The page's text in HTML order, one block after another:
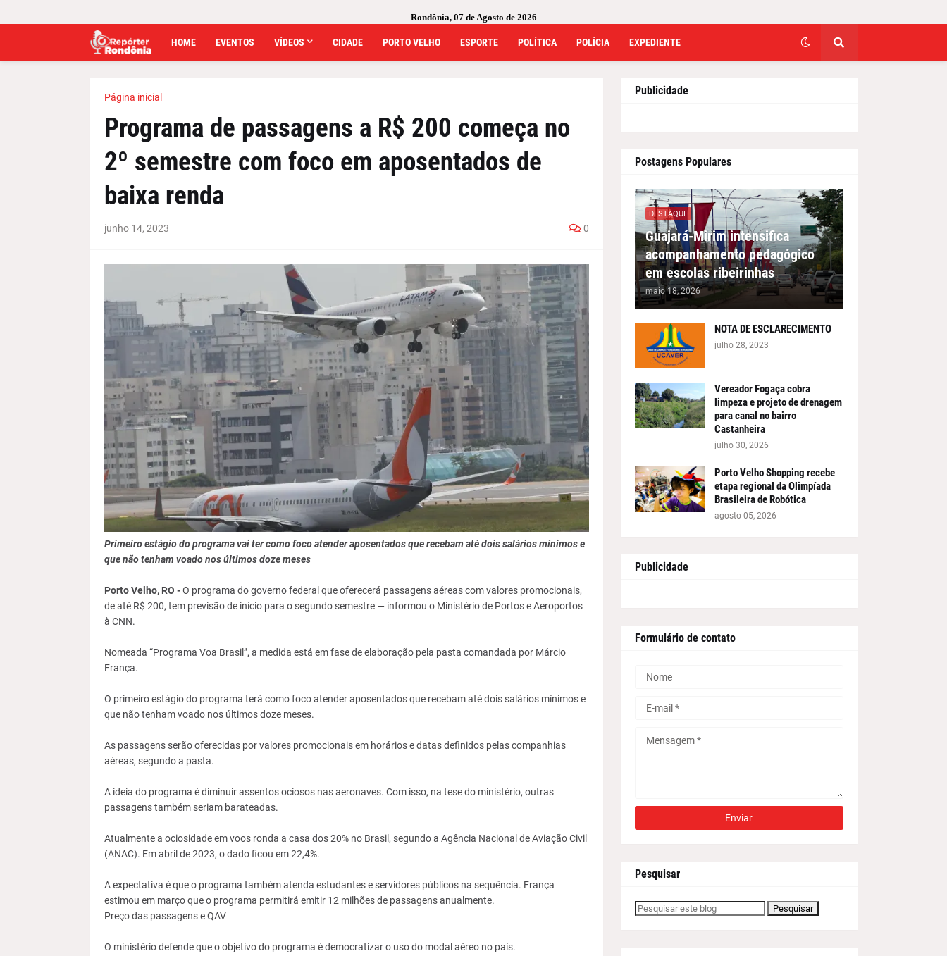
Rondônia, 07 de Agosto de 2026
HOME EVENTOS VÍDEOS CIDADE PORTO VELHO ESPORTE POLÍTICA POLÍCIA EXPEDIENTE
Página inicial
Programa de passagens a R$ 200 começa no
2º semestre com foco em aposentados de
baixa renda
junho 14, 2023 0
Primeiro estágio do programa vai ter como foco atender aposentados que recebam até dois salários mínimos e
que não tenham voado nos últimos doze meses
Porto Velho, RO -O programa do governo federal que oferecerá passagens aéreas com valores promocionais,
de até R$ 200, tem previsão de início para o segundo semestre — informou o Ministério de Portos e Aeroportos
à CNN.
Nomeada “Programa Voa Brasil”, a medida está em fase de elaboração pela pasta comandada por Márcio
França.
O primeiro estágio do programa terá como foco atender aposentados que recebam até dois salários mínimos e
que não tenham voado nos últimos doze meses.
As passagens serão oferecidas por valores promocionais em horários e datas definidos pelas companhias
aéreas, segundo a pasta.
A ideia do programa é diminuir assentos ociosos nas aeronaves. Com isso, na tese do ministério, outras
passagens também seriam barateadas.
Atualmente a ociosidade em voos ronda a casa dos 20% no Brasil, segundo a Agência Nacional de Aviação Civil
(ANAC). Em abril de 2023, o dado ficou em 22,4%.
A expectativa é que o programa também atenda estudantes e servidores públicos na sequência. França
estimou em março que o programa permitirá emitir 12 milhões de passagens anualmente.
Preço das passagens e QAV
O ministério defende que o objetivo do programa é democratizar o uso do modal aéreo no país.
Publicidade
Postagens Populares
DESTAQUE
Guajará-Mirim intensifica
acompanhamento pedagógico
em escolas ribeirinhas
maio 18, 2026
NOTA DE ESCLARECIMENTO
julho 28, 2023
Vereador Fogaça cobra
limpeza e projeto de drenagem
para canal no bairro
Castanheira
julho 30, 2026
Porto Velho Shopping recebe
etapa regional da Olimpíada
Brasileira de Robótica
agosto 05, 2026
Publicidade
Formulário de contato
Pesquisar